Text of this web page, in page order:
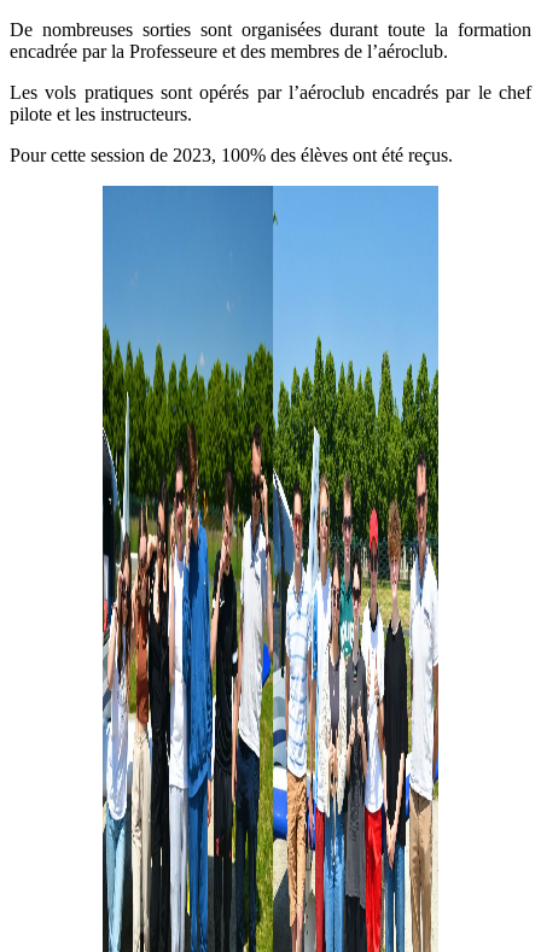
De nombreuses sorties sont organisées durant toute la formation
encadrée par la Professeure et des membres de l’aéroclub.
Les vols pratiques sont opérés par l’aéroclub encadrés par le chef
pilote et les instructeurs.
Pour cette session de 2023, 100% des élèves ont été reçus.